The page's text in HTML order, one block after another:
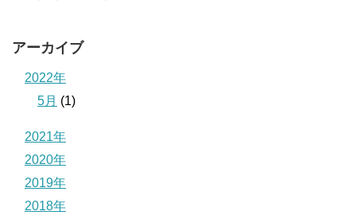
アーカイブ
2022年
5月 (1)
2021年
2020年
2019年
2018年